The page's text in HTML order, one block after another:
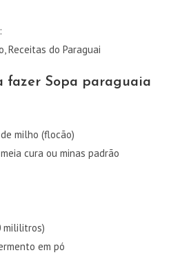
Receitas do Paraguai
fazer Sopa paraguaia
milho (flocão)
cura ou minas padrão
mililitros)
em pó